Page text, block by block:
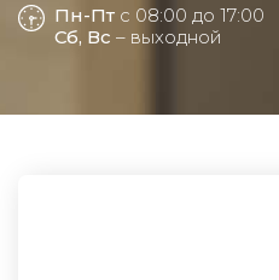
Пн-Пт с 08:00 до 17:00
Сб, Вс – выходной